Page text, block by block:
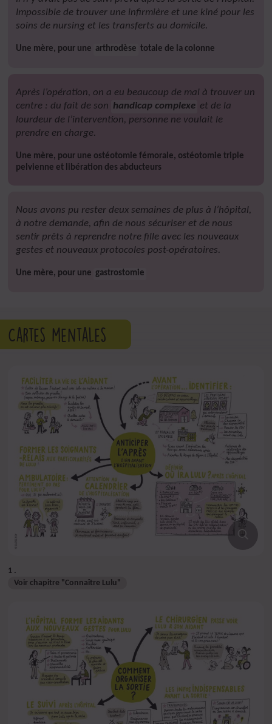
Impossible de trouver une infirmière et une kiné pour les
soins de nursing et les transferts au domicile.
Une mère, pour une arthrodèse totale de la colonne
Après l’opération, on a eu beaucoup de mal à trouver un
centre : du fait de son handicap complexe et de la
lourdeur de l’intervention, personne ne voulait le
prendre en charge.
Une mère, pour une ostéotomie fémorale, ostéotomie triple
pelvienne et libération des abducteurs
Nous avons pu rester deux semaines de plus à l’hôpital,
à notre demande, afin de nous sécuriser et de nous
sentir prêts à reprendre notre fille avec les nouveaux
gestes et nouveaux protocoles post-opératoires.
Une mère, pour une gastrostomie
Cartes mentales
1
Voir chapitre "Connaître Lulu"